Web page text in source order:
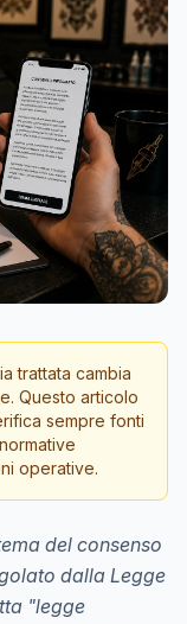
trattata cambia
Questo articolo
sempre fonti
operative.
del consenso
dalla Legge
"legge